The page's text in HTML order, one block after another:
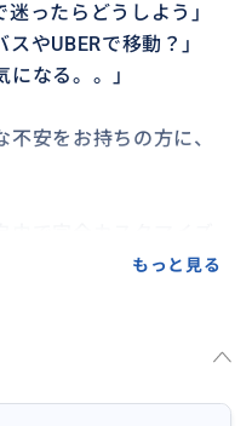
迷ったらどうしよう」
やUBERで移動？」
になる。。」
安をお持ちの方に、
もっと見る